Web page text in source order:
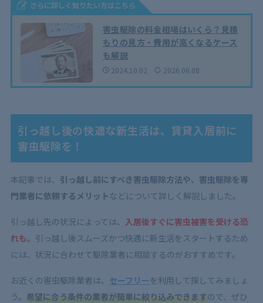
さらに詳しく知りたい方はこちら
害虫駆除の料金相場はいくら？見積
もりの見方・費用が高くなるケース
も解説
2024.10.02 2026.06.08
引っ越し後の快適な新生活は、賃貸入居前に
害虫駆除を！
本記事では、 引っ越し前にすべき害虫駆除方法や、害虫駆除を専
門業者に依頼するメリット などについて詳しく解説しました。
引っ越し先の状況によっては、
入居後すぐに害虫被害を受ける恐
れも。 引っ越し後スムーズかつ快適に新生活をスタートするため
には、状況に合わせて駆除業者に相談するのがおすすめです。
お近くの害虫駆除業者は、 セーフリーを利用して探してみましょ
う。 希望に合う条件の業者が簡単に絞り込みできますので、ぜひ